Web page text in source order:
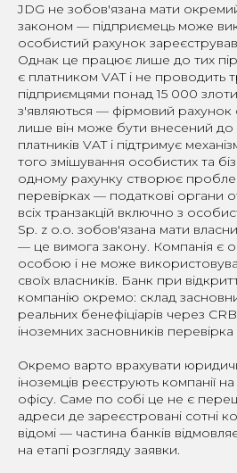
JDG не зобов'язана мати
законом — підприємець може
особистий рахунок
Однак це працює лише до тих
є платником VAT і не проводить
підприємцями понад 15 000
з'являються — фірмовий рахунок
лише він може бути внесений до
платників VAT і підтримує
того змішування особистих та
одному рахунку створює
перевірках — податкові органи
всіх транзакцій включно з
Sp. z o.o. зобов'язана мати
— це вимога закону. Компанія
особою і не може
своїх власників. Банк при
компанію окремо: склад
реальних бенефіціарів через
іноземних засновників
Окремо варто врахувати
іноземців реєструють компанії
офісу. Саме по собі це не є
адреси де зареєстровані сотні
відомі — частина банків
на етапі розгляду заявки.